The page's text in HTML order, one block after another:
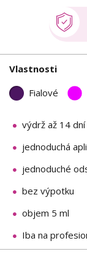
Vlastnosti
Fialové
výdrž až 14 dní
jednoduchá
jednoduché
bez výpotku
objem 5 ml
Iba na